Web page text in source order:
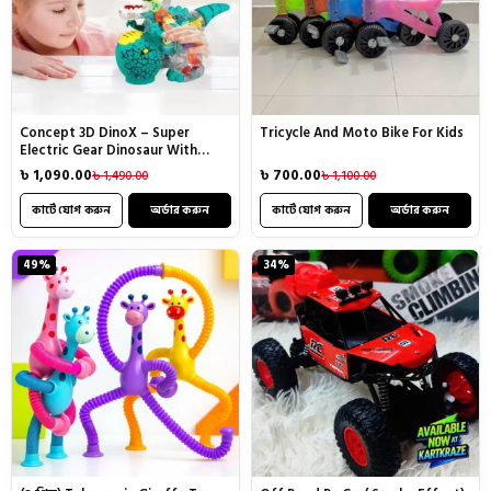
Concept 3D DinoX – Super
Electric Gear Dinosaur With
Light & Sound
৳1,490.00
Original
price
was:
৳ 1,490.00.
৳ 1,090.00
Current
price
is:
৳ 1,090.00.
কার্টে যোগ করুন অর্ডার করুন
Tricycle And Moto Bike For Kids
৳1,100.00
Original
price
was:
৳ 1,100.00.
৳ 700.00
Current
price
is:
৳ 700.00.
কার্টে যোগ করুন অর্ডার করুন
49% 34%